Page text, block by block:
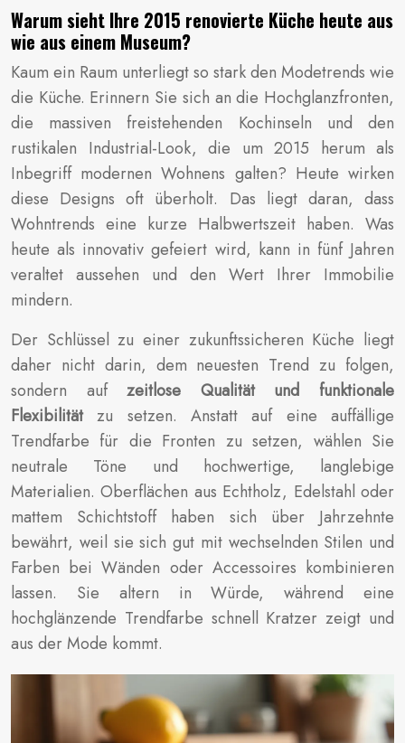
Warum sieht Ihre 2015 renovierte Küche heute aus
wie aus einem Museum?
Kaum ein Raum unterliegt so stark den Modetrends wie
die Küche. Erinnern Sie sich an die Hochglanzfronten,
die massiven freistehenden Kochinseln und den
rustikalen Industrial-Look, die um 2015 herum als
Inbegriff modernen Wohnens galten? Heute wirken
diese Designs oft überholt. Das liegt daran, dass
Wohntrends eine kurze Halbwertszeit haben. Was
heute als innovativ gefeiert wird, kann in fünf Jahren
veraltet aussehen und den Wert Ihrer Immobilie
mindern.
Der Schlüssel zu einer zukunftssicheren Küche liegt
daher nicht darin, dem neuesten Trend zu folgen,
sondern aufzeitlose Qualität und funktionale
Flexibilitätzu setzen. Anstatt auf eine auffällige
Trendfarbe für die Fronten zu setzen, wählen Sie
neutrale Töne und hochwertige, langlebige
Materialien. Oberflächen aus Echtholz, Edelstahl oder
mattem Schichtstoff haben sich über Jahrzehnte
bewährt, weil sie sich gut mit wechselnden Stilen und
Farben bei Wänden oder Accessoires kombinieren
lassen. Sie altern in Würde, während eine
hochglänzende Trendfarbe schnell Kratzer zeigt und
aus der Mode kommt.